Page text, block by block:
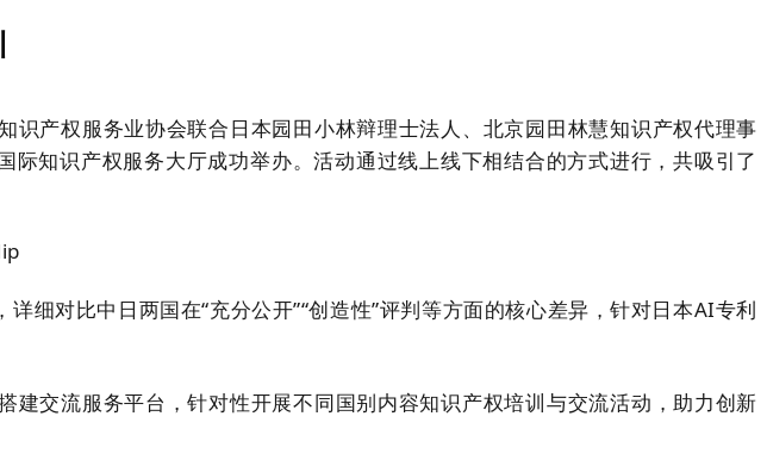
产权服务业协会联合日本园田小林辩理士法人、北京园田林慧知识产权代理事
际知识产权服务大厅成功举办。活动通过线上线下相结合的方式进行，共吸引了
详细对比中日两国在“充分公开”“创造性”评判等方面的核心差异，针对日本AI专利
交流服务平台，针对性开展不同国别内容知识产权培训与交流活动，助力创新